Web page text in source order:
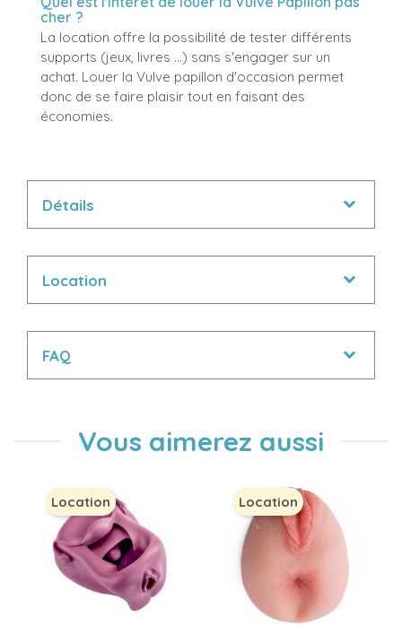
cher ?
La location offre la possibilité de tester différents
supports (jeux, livres ...) sans s'engager sur un
achat. Louer la Vulve papillon d'occasion permet
donc de se faire plaisir tout en faisant des
économies.
Détails
Location
FAQ
Vous aimerez aussi
Location Location